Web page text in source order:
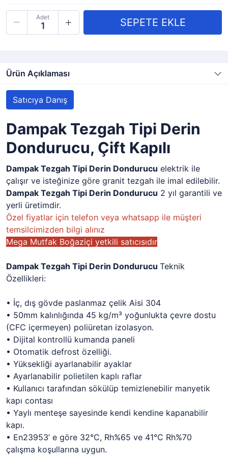
Adet
Ürün Açıklaması
Satıcıya Danış
Dampak Tezgah Tipi Derin
Dondurucu, Çift Kapılı
Dampak Tezgah Tipi Derin Dondurucu elektrik ile
çalışır ve isteğinize göre granit tezgah ile imal edilebilir.
Dampak Tezgah Tipi Derin Dondurucu 2 yıl garantili ve
yerli üretimdir.
Özel fiyatlar için telefon veya whatsapp ile müşteri
temsilcimizden bilgi alınız
Mega Mutfak Boğaziçi yetkili satıcısıdır
Dampak Tezgah Tipi Derin Dondurucu Teknik
Özellikleri:
• İç, dış gövde paslanmaz çelik Aisi 304
• 50mm kalınlığında 45 kg/m³ yoğunlukta çevre dostu
(CFC içermeyen) poliüretan izolasyon.
• Dijital kontrollü kumanda paneli
• Otomatik defrost özelliği.
• Yüksekliği ayarlanabilir ayaklar
• Ayarlanabilir polietilen kaplı raflar
• Kullanıcı tarafından sökülüp temizlenebilir manyetik
kapı contası
• Yaylı menteşe sayesinde kendi kendine kapanabilir
kapı.
• En23953’ e göre 32°C, Rh%65 ve 41°C Rh%70
çalışma koşullarına uygun.